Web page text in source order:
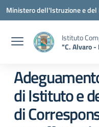
Vai ai contenuti
Vai al menu di navigazione
Vai al footer
Ministero dell'Istruzione e
Istituto
"C. Alvaro -
di Istituto e
di